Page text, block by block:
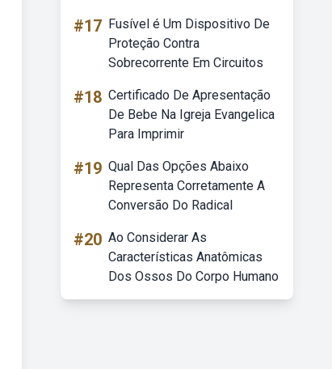
#17 Fusível é Um Dispositivo De
Proteção Contra
Sobrecorrente Em Circuitos
#18 Certificado De Apresentação
De Bebe Na Igreja Evangelica
Para Imprimir
#19 Qual Das Opções Abaixo
Representa Corretamente A
Conversão Do Radical
#20 Ao Considerar As
Características Anatômicas
Dos Ossos Do Corpo Humano